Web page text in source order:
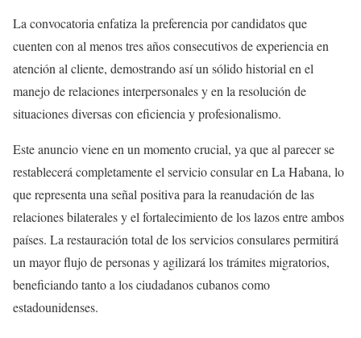
La convocatoria enfatiza la preferencia por candidatos que
cuenten con al menos tres años consecutivos de experiencia en
atención al cliente, demostrando así un sólido historial en el
manejo de relaciones interpersonales y en la resolución de
situaciones diversas con eficiencia y profesionalismo.
Este anuncio viene en un momento crucial, ya que al parecer se
restablecerá completamente el servicio consular en La Habana, lo
que representa una señal positiva para la reanudación de las
relaciones bilaterales y el fortalecimiento de los lazos entre ambos
países. La restauración total de los servicios consulares permitirá
un mayor flujo de personas y agilizará los trámites migratorios,
beneficiando tanto a los ciudadanos cubanos como
estadounidenses.